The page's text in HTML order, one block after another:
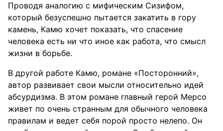
Проводя аналогию с мифическим Сизифом,
который безуспешно пытается закатить в гору
камень, Камю хочет показать, что спасение
человека есть ни что иное как работа, что смысл
жизни в борьбе.
В другой работе Камю, романе «Посторонний»,
автор развивает свои мысли относительно идей
абсурдизма. В этом романе главный герой Мерсо
живет по очень странным для обычного человека
правилам и ведет себя порой просто нелепо. Он